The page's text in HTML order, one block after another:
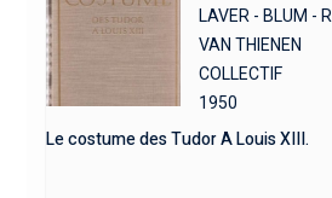
LAVER - BLUM -
VAN THIENEN
COLLECTIF
1950
Le costume des Tudor A Louis XIII.